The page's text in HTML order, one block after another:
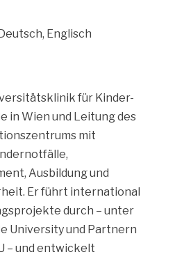
Englisch
für Kinder-
in Wien und Leitung des
mit
Ausbildung und
Er führt international
durch – unter
University und Partnern
– und entwickelt